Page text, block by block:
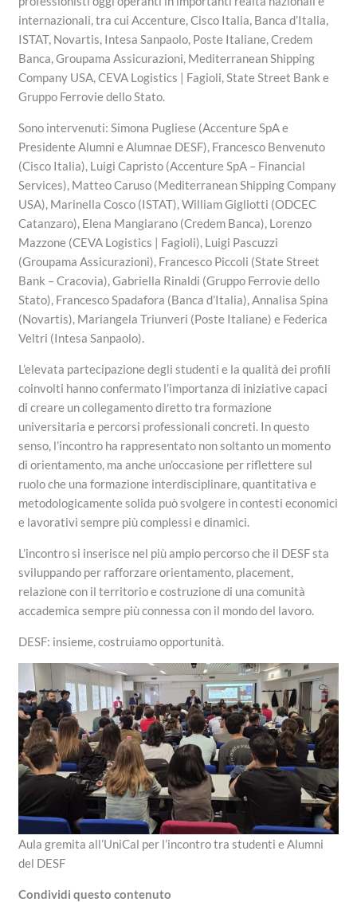
internazionali, tra cui Accenture, Cisco Italia, Banca d’Italia,
ISTAT, Novartis, Intesa Sanpaolo, Poste Italiane, Credem
Banca, Groupama Assicurazioni, Mediterranean Shipping
Company USA, CEVA Logistics | Fagioli, State Street Bank e
Gruppo Ferrovie dello Stato.
Sono intervenuti: Simona Pugliese (Accenture SpA e
Presidente Alumni e Alumnae DESF), Francesco Benvenuto
(Cisco Italia), Luigi Capristo (Accenture SpA – Financial
Services), Matteo Caruso (Mediterranean Shipping Company
USA), Marinella Cosco (ISTAT), William Gigliotti (ODCEC
Catanzaro), Elena Mangiarano (Credem Banca), Lorenzo
Mazzone (CEVA Logistics | Fagioli), Luigi Pascuzzi
(Groupama Assicurazioni), Francesco Piccoli (State Street
Bank – Cracovia), Gabriella Rinaldi (Gruppo Ferrovie dello
Stato), Francesco Spadafora (Banca d’Italia), Annalisa Spina
(Novartis), Mariangela Triunveri (Poste Italiane) e Federica
Veltri (Intesa Sanpaolo).
L’elevata partecipazione degli studenti e la qualità dei profili
coinvolti hanno confermato l’importanza di iniziative capaci
di creare un collegamento diretto tra formazione
universitaria e percorsi professionali concreti. In questo
senso, l’incontro ha rappresentato non soltanto un momento
di orientamento, ma anche un’occasione per riflettere sul
ruolo che una formazione interdisciplinare, quantitativa e
metodologicamente solida può svolgere in contesti economici
e lavorativi sempre più complessi e dinamici.
L’incontro si inserisce nel più ampio percorso che il DESF sta
sviluppando per rafforzare orientamento, placement,
relazione con il territorio e costruzione di una comunità
accademica sempre più connessa con il mondo del lavoro.
DESF: insieme, costruiamo opportunità.
Aula gremita all’UniCal per l’incontro tra studenti e Alumni
del DESF
Condividi questo contenuto